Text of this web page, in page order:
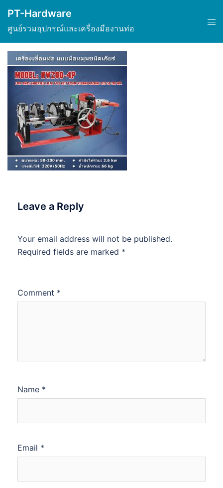
content
PT-Hardware
ศูนย์รวมอุปกรณ์และเครื่องมืองานท่อ
Leave a Reply
Your email address will not be published.
Required fields are marked *
Comment *
Name *
Email *